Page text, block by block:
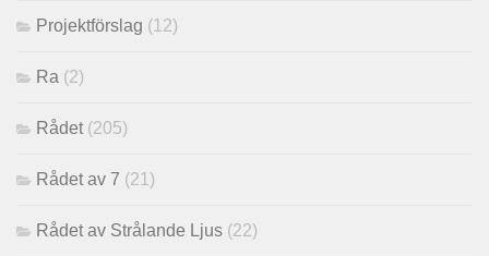
Projektförslag (12)
Ra (2)
Rådet (205)
Rådet av 7 (21)
Rådet av Strålande Ljus (22)